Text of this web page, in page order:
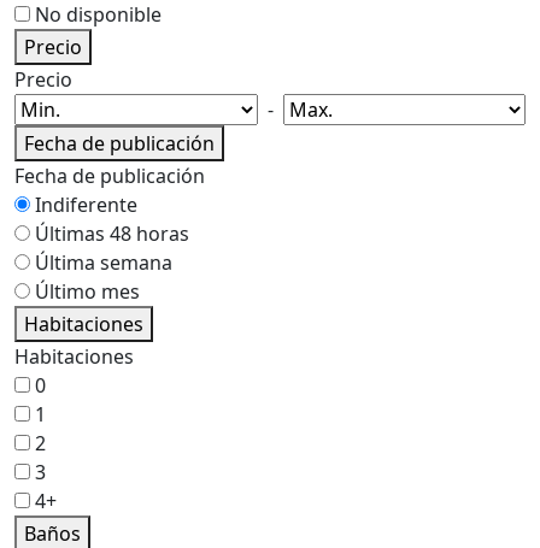
No disponible
Precio
Precio
-
Fecha de publicación
Fecha de publicación
Indiferente
Últimas 48 horas
Última semana
Último mes
Habitaciones
Habitaciones
0
1
2
3
4+
Baños